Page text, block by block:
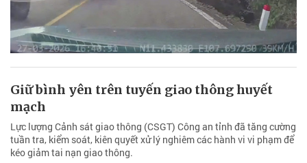
Giữ bình yên trên tuyến giao thông huyết
mạch
Lực lượng Cảnh sát giao thông (CSGT) Công an tỉnh đã tăng cường
tuần tra, kiểm soát, kiên quyết xử lý nghiêm các hành vi vi phạm để
kéo giảm tai nạn giao thông.